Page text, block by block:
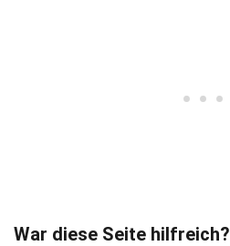
War diese Seite hilfreich?